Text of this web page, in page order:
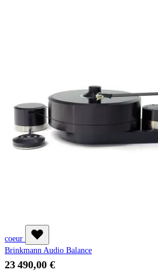
coeur
Brinkmann Audio Balance
23 490,00 €